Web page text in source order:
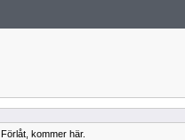
Förlåt, kommer här.